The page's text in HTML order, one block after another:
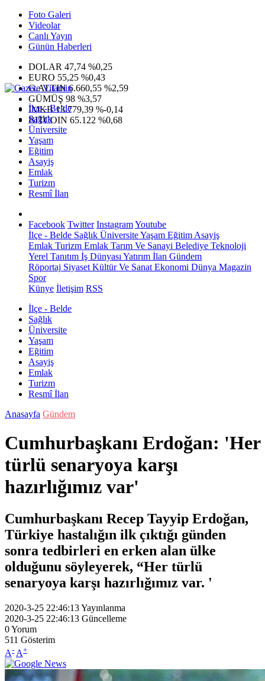
Foto Galeri
Videolar
Canlı Yayın
Günün Haberleri
DOLAR 47,74 %0,25
EURO 55,25 %0,43
G.ALTIN6.660,55 %2,59
GÜMÜŞ 98 %3,57
IMKB13.779,39 %-0,14
BITCOIN 65.122 %0,68
İlçe - Belde
Sağlık
Üniversite
Yaşam
Eğitim
Asayiş
Emlak
Turizm
Resmî İlan
Facebook Twitter InstagramYoutube
İlçe - Belde Sağlık ÜniversiteYaşam Eğitim Asayiş
Emlak Turizm Emlak Tarım Ve Sanayi Belediye Teknoloji
Yerel Tanıtım İş Dünyası Yatırım İlan Gündem
Röportaj Siyaset Kültür Ve Sanat Ekonomi Dünya Magazin
Spor
Künye İletişim RSS
İlçe - Belde
Sağlık
Üniversite
Yaşam
Eğitim
Asayiş
Emlak
Turizm
Resmî İlan
Anasayfa Gündem
Cumhurbaşkanı Erdoğan: 'Her
türlü senaryoya karşı
hazırlığımız var'
Cumhurbaşkanı Recep Tayyip Erdoğan,
Türkiye hastalığın ilk çıktığı günden
sonra tedbirleri en erken alan ülke
olduğunu söyleyerek, “Her türlü
senaryoya karşı hazırlığımız var. '
2020-3-25 22:46:13Yayınlanma
2020-3-25 22:46:13 Güncelleme
0Yorum
511 Gösterim
A- A+